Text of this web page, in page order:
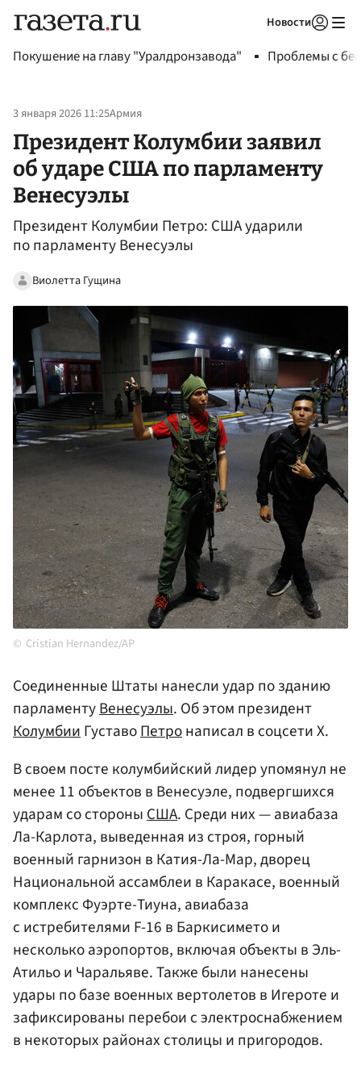
Новости
Покушение на главу "Уралдронзавода" Проблемы с
3 января 2026 11:25Армия
Президент Колумбии заявил
об ударе США по парламенту
Венесуэлы
Президент Колумбии Петро: США ударили
по парламенту Венесуэлы
Виолетта Гущина
Cristian Hernandez/AP
Соединенные Штаты нанесли удар по зданию
парламентуВенесуэлы. Об этом президент
КолумбииГуставоПетронаписал в соцсети X.
В своем посте колумбийский лидер упомянул не
менее 11 объектов в Венесуэле, подвергшихся
ударам со стороныСША. Среди них — авиабаза
Ла-Карлота, выведенная из строя, горный
военный гарнизон в Катия-Ла-Мар, дворец
Национальной ассамблеи в Каракасе, военный
комплекс Фуэрте-Тиуна, авиабаза
с истребителями F-16 в Баркисимето и
несколько аэропортов, включая объекты в Эль-
Атильо и Чаральяве. Также были нанесены
удары по базе военных вертолетов в Игероте и
зафиксированы перебои с электроснабжением
в некоторых районах столицы и пригородов.